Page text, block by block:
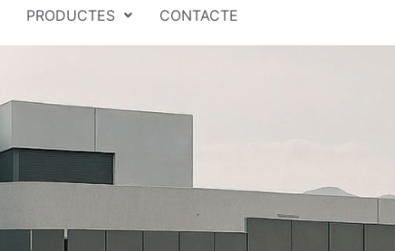
PRODUCTES CONTACTE